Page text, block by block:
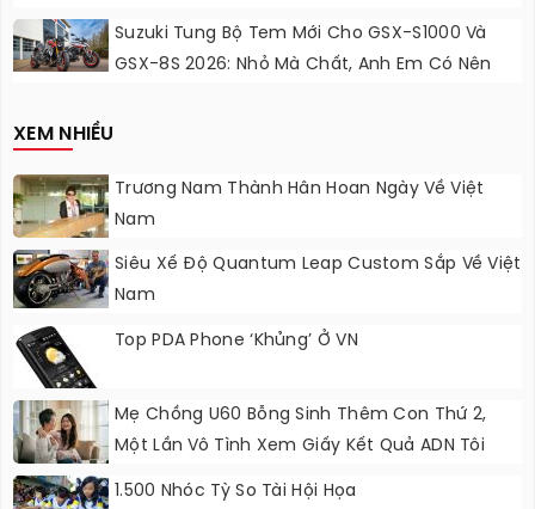
Sắc Cầu Vồng
Suzuki Tung Bộ Tem Mới Cho GSX-S1000 Và
GSX-8S 2026: Nhỏ Mà Chất, Anh Em Có Nên
XEM NHIỀU
Trương Nam Thành Hân Hoan Ngày Về Việt
Nam
Siêu Xế Độ Quantum Leap Custom Sắp Về Việt
Nam
Top PDA Phone ‘khủng’ Ở VN
Mẹ Chồng U60 Bỗng Sinh Thêm Con Thứ 2,
Một Lần Vô Tình Xem Giấy Kết Quả ADN Tôi
1.500 Nhóc Tỳ So Tài Hội Họa